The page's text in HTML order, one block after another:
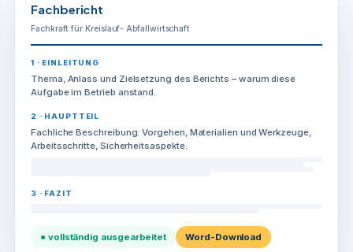
Fachbericht
Fachkraft für Kreislauf- Abfallwirtschaft
1 · EINLEITUNG
Thema, Anlass und Zielsetzung des Berichts – warum diese
Aufgabe im Betrieb anstand.
2 · HAUPTTEIL
Fachliche Beschreibung: Vorgehen, Materialien und Werkzeuge,
Arbeitsschritte, Sicherheitsaspekte.
3 · FAZIT
● vollständig ausgearbeitet Word-Download